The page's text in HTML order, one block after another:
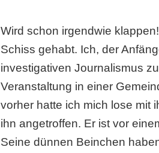
Wird schon irgendwie
Schiss gehabt. Ich, der
investigativen Journalismus
Veranstaltung in einer
vorher hatte ich mich lose mit
ihn angetroffen. Er ist vor
Seine dünnen Beinchen